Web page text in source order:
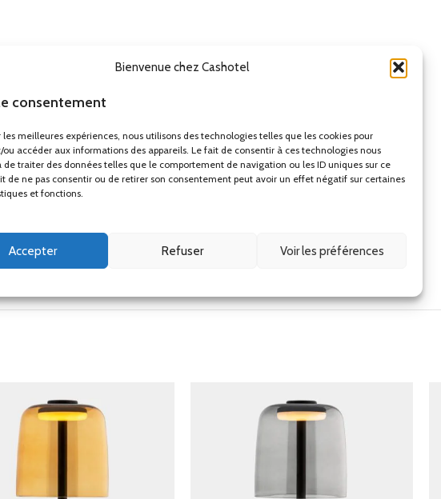
Bienvenue chez Cashotel
consentement
les meilleures expériences, nous utilisons des technologies telles que les cookies pour
ou accéder aux informations des appareils. Le fait de consentir à ces technologies nous
de traiter des données telles que le comportement de navigation ou les ID uniques sur ce
de ne pas consentir ou de retirer son consentement peut avoir un effet négatif sur certaines
et fonctions.
Accepter Refuser Voir les préférences